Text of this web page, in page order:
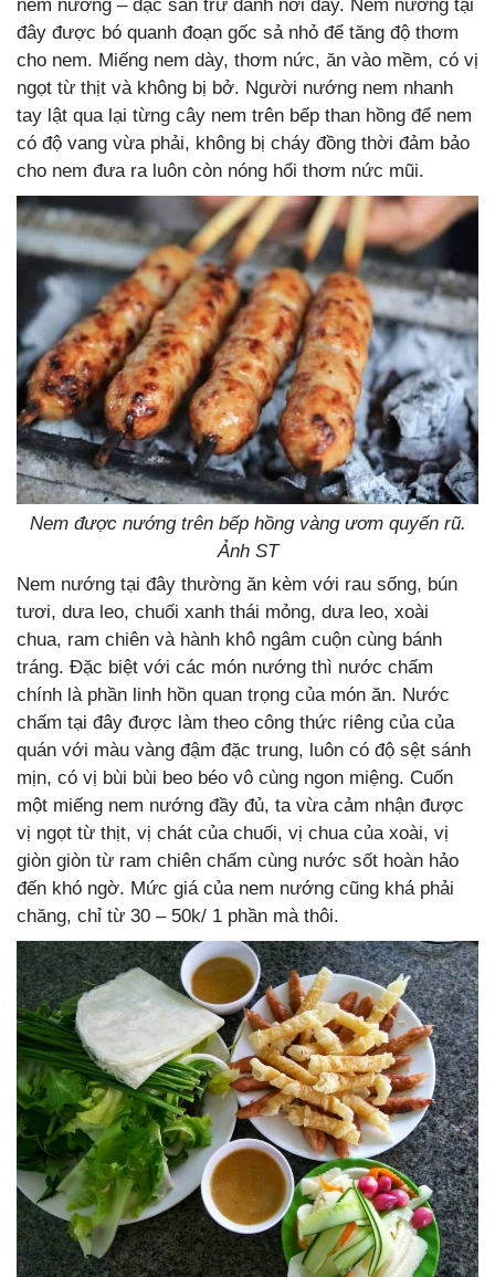
nem nướng – đặc sản trứ danh nơi đây. Nem nướng tại
đây được bó quanh đoạn gốc sả nhỏ để tăng độ thơm
cho nem. Miếng nem dày, thơm nức, ăn vào mềm, có vị
ngọt từ thịt và không bị bở. Người nướng nem nhanh
tay lật qua lại từng cây nem trên bếp than hồng để nem
có độ vang vừa phải, không bị cháy đồng thời đảm bảo
cho nem đưa ra luôn còn nóng hổi thơm nức mũi.
Nem được nướng trên bếp hồng vàng ươm quyến rũ.
Ảnh ST
Nem nướng tại đây thường ăn kèm với rau sống, bún
tươi, dưa leo, chuối xanh thái mỏng, dưa leo, xoài
chua, ram chiên và hành khô ngâm cuộn cùng bánh
tráng. Đặc biệt với các món nướng thì nước chấm
chính là phần linh hồn quan trọng của món ăn. Nước
chấm tại đây được làm theo công thức riêng của của
quán với màu vàng đậm đặc trung, luôn có độ sệt sánh
mịn, có vị bùi bùi beo béo vô cùng ngon miệng. Cuốn
một miếng nem nướng đầy đủ, ta vừa cảm nhận được
vị ngọt từ thịt, vị chát của chuối, vị chua của xoài, vị
giòn giòn từ ram chiên chấm cùng nước sốt hoàn hảo
đến khó ngờ. Mức giá của nem nướng cũng khá phải
chăng, chỉ từ 30 – 50k/ 1 phần mà thôi.